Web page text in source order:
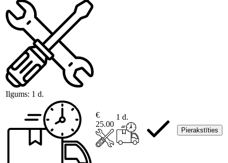
Ilgums: 1 d.
€
25.00
1 d.
Pierakstīties